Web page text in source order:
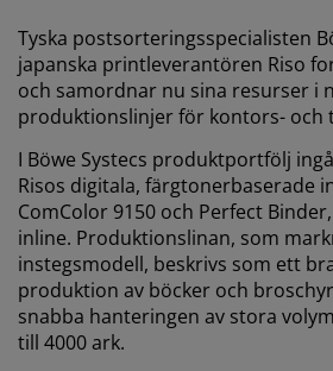
Tyska postsorteringsspecialisten
japanska printleverantören Riso
och samordnar nu sina resurser i
produktionslinjer för kontors- och
I Böwe Systecs produktportfölj
Risos digitala, färgtonerbaserade
ComColor 9150 och Perfect
inline. Produktionslinan, som
instegsmodell, beskrivs som ett
produktion av böcker och
snabba hanteringen av stora
till 4000 ark.